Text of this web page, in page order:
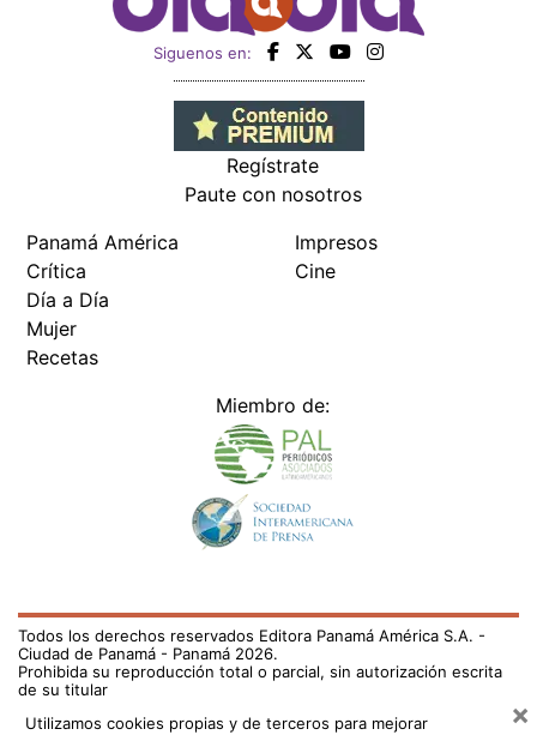
Siguenos en:
Regístrate
Paute con nosotros
Panamá América
Crítica
Día a Día
Mujer
Recetas
Impresos
Cine
Miembro de:
Todos los derechos reservados Editora Panamá América S.A. -
Ciudad de Panamá - Panamá 2026.
Prohibida su reproducción total o parcial, sin autorización escrita
de su titular
Utilizamos cookies propias y de terceros para mejorar
×